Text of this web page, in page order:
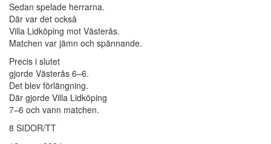
Sedan spelade herrarna.
Där var det också
Villa Lidköping mot Västerås.
Matchen var jämn och spännande.
Precis i slutet
gjorde Västerås 6–6.
Det blev förlängning.
Där gjorde Villa Lidköping
7–6 och vann matchen.
8 SIDOR/TT